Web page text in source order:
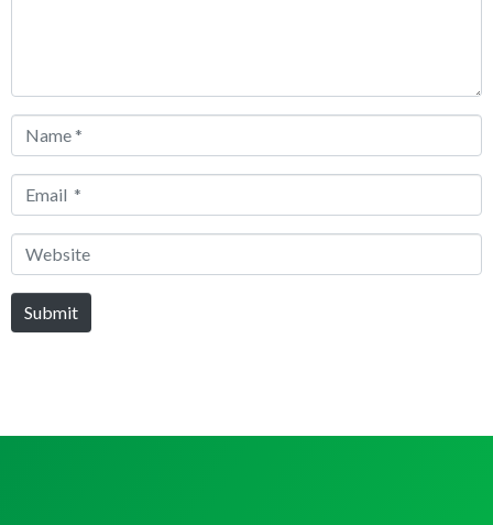
Name
Email
Website
Submit